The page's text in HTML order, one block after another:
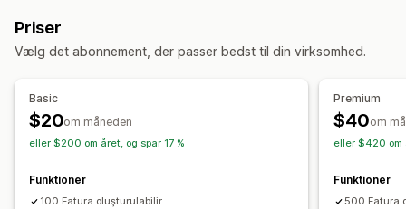
Filhåndtering
Generering af PDF-filer
Priser
Vælg det abonnement, der passer bedst til din virksomhed.
Basic
$20om måneden
eller $200 om året, og spar 17 %
Funktioner
100 Fatura oluşturulabilir.
Premium
$40om
eller $420 om
Funktioner
500 Fatura